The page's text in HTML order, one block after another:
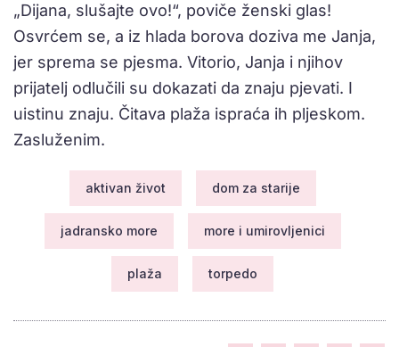
„Dijana, slušajte ovo!“, poviče ženski glas!
Osvrćem se, a iz hlada borova doziva me Janja,
jer sprema se pjesma. Vitorio, Janja i njihov
prijatelj odlučili su dokazati da znaju pjevati. I
uistinu znaju. Čitava plaža ispraća ih pljeskom.
Zasluženim.
aktivan život dom za starije
jadransko more more i umirovljenici
plaža torpedo